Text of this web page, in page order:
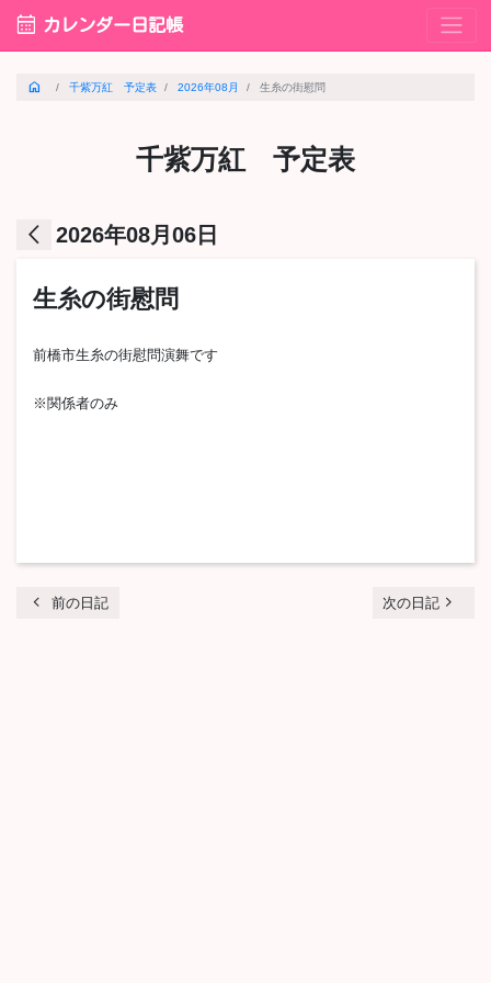
calendar_month カレンダー日記帳
home 千紫万紅 予定表 2026年08月 生糸の街慰問
千紫万紅 予定表
arrow_back_ios 2026年08月06日
生糸の街慰問
前橋市生糸の街慰問演舞です
※関係者のみ
chevron_left 前の日記 次の日記 navigate_next